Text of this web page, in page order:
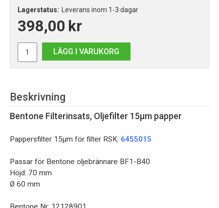
Lagerstatus: Leverans inom 1-3 dagar
398,00 kr
LÄGG I VARUKORG
Beskrivning
Bentone Filterinsats, Oljefilter 15µm papper
Pappersfilter 15µm för filter RSK: 6455015
Passar för Bentone oljebrännare BF1-B40
Höjd: 70 mm
Ø 60 mm